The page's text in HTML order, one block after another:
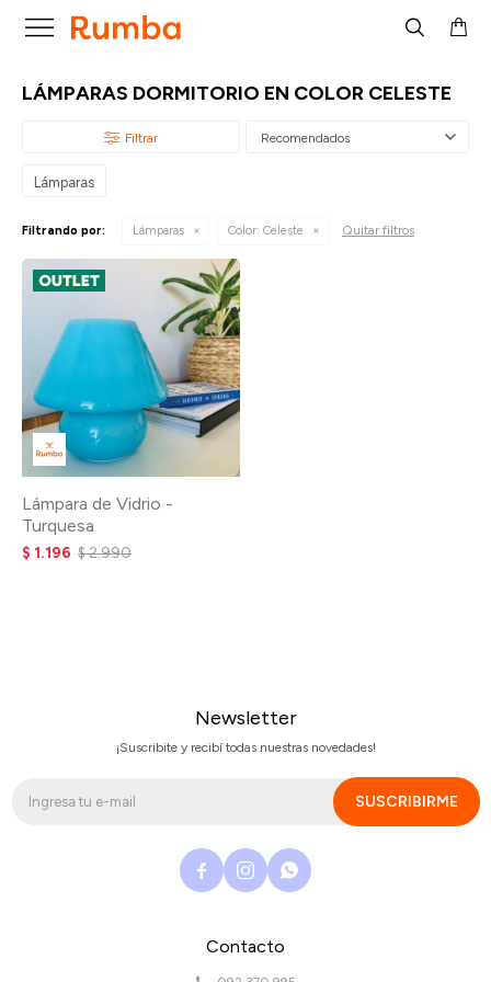

LÁMPARAS DORMITORIO EN COLOR CELESTE
Recomendados
Lámparas
Filtrando por: Lámparas Color: Celeste Quitar filtros
Lámpara de Vidrio -
Turquesa
$ 1.196 $2.990
Contacto
Newsletter
¡Suscribite y recibí todas nuestras novedades!
SUSCRIBIRME
  